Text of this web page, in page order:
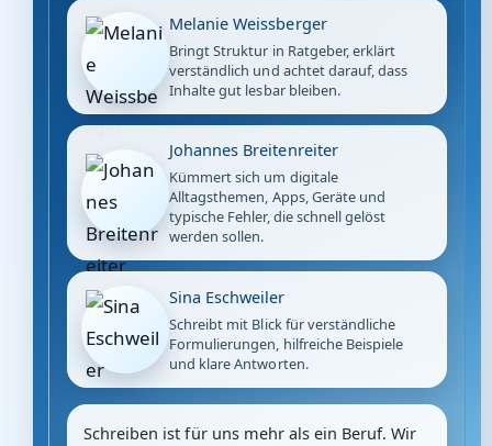
Melanie Weissberger
Bringt Struktur in Ratgeber, erklärt
verständlich und achtet darauf, dass
Inhalte gut lesbar bleiben.
Johannes Breitenreiter
Kümmert sich um digitale
Alltagsthemen, Apps, Geräte und
typische Fehler, die schnell gelöst
werden sollen.
Sina Eschweiler
Schreibt mit Blick für verständliche
Formulierungen, hilfreiche Beispiele
und klare Antworten.
Schreiben ist für uns mehr als ein Beruf. Wir